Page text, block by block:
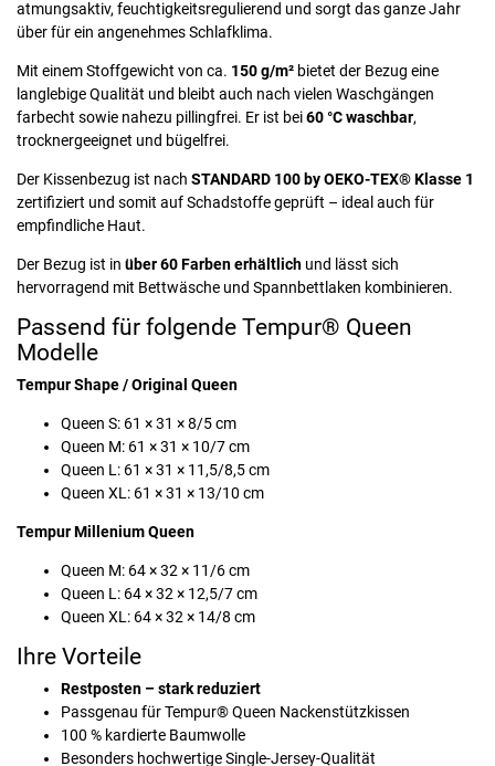
atmungsaktiv, feuchtigkeitsregulierend und sorgt das ganze Jahr
über für ein angenehmes Schlafklima.
Mit einem Stoffgewicht von ca. 150 g/m² bietet der Bezug eine
langlebige Qualität und bleibt auch nach vielen Waschgängen
farbecht sowie nahezu pillingfrei. Er ist bei60 °C waschbar,
trocknergeeignet und bügelfrei.
Der Kissenbezug ist nach STANDARD 100 by OEKO-TEX® Klasse 1
zertifiziert und somit auf Schadstoffe geprüft – ideal auch für
empfindliche Haut.
Der Bezug ist in über 60 Farben erhältlich und lässt sich
hervorragend mit Bettwäsche und Spannbettlaken kombinieren.
Passend für folgende Tempur® Queen
Modelle
Tempur Shape / Original Queen
Queen S: 61 × 31 × 8/5 cm
Queen M: 61 × 31 × 10/7 cm
Queen L: 61 × 31 × 11,5/8,5 cm
Queen XL: 61 × 31 × 13/10 cm
Tempur Millenium Queen
Queen M: 64 × 32 × 11/6 cm
Queen L: 64 × 32 × 12,5/7 cm
Queen XL: 64 × 32 × 14/8 cm
Ihre Vorteile
Restposten – stark reduziert
Passgenau für Tempur® Queen Nackenstützkissen
100 % kardierte Baumwolle
Besonders hochwertige Single-Jersey-Qualität